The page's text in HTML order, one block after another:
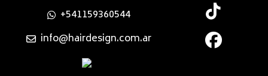
+541159360544
info@hairdesign.com.ar